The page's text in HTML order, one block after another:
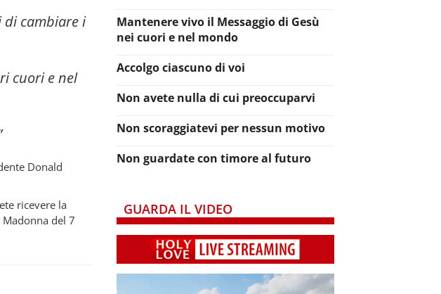
di cambiare i
cuori e nel
Donald
ricevere la
del 7
Mantenere vivo il Messaggio di Gesù
nei cuori e nel mondo
Accolgo ciascuno di voi
Non avete nulla di cui preoccuparvi
Non scoraggiatevi per nessun motivo
Non guardate con timore al futuro
GUARDA IL VIDEO